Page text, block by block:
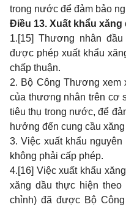
trong nước để đảm bảo
Điều 13. Xuất khẩu xăng
1.[15] Thương nhân
được phép xuất khẩu
chấp thuận.
2. Bộ Công Thương xem
của thương nhân trên cơ
tiêu thụ trong nước, để
hưởng đến cung cầu
3. Việc xuất khẩu
không phải cấp phép.
4.[16] Việc xuất khẩu
xăng dầu thực hiện theo
chỉnh) đã được Bộ